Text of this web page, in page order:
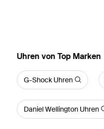
Uhren von Top Marken
G-Shock Uhren
Daniel Wellington Uhren